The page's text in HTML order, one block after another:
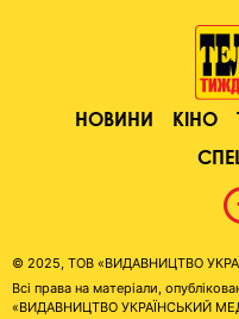
НОВИНИ КІНО
© 2025, ТОВ «ВИДАВНИЦТВО
Всі права на матеріали,
«ВИДАВНИЦТВО УКРАЇНСЬКИЙ